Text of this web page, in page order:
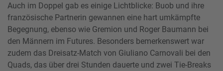
Auch im Doppel gab es einige Lichtblicke: Buob und ihre
französische Partnerin gewannen eine hart umkämpfte
Begegnung, ebenso wie Gremion und Roger Baumann bei
den Männern im Futures. Besonders bemerkenswert war
zudem das Dreisatz-Match von Giuliano Carnovali bei den
Quads, das über drei Stunden dauerte und zwei Tie-Breaks